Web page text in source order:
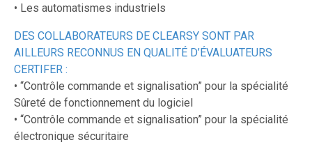
• Les automatismes industriels
DES COLLABORATEURS DE CLEARSY SONT PAR
AILLEURS RECONNUS EN QUALITÉ D’ÉVALUATEURS
CERTIFER :
• “Contrôle commande et signalisation” pour la spécialité
Sûreté de fonctionnement du logiciel
• “Contrôle commande et signalisation” pour la spécialité
électronique sécuritaire